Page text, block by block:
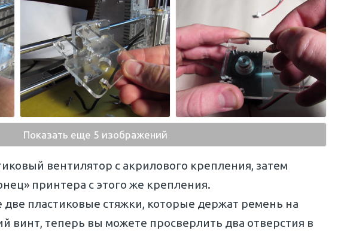
Показать еще 5 изображений
вентилятор с акрилового крепления, затем
принтера с этого же крепления.
две пластиковые стяжки, которые держат ремень на
винт, теперь вы можете просверлить два отверстия в